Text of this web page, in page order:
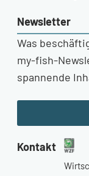
Newsletter
Was
my-fish-
spannende
Kontakt